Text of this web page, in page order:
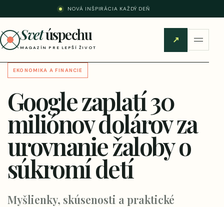
NOVÁ INŠPIRÁCIA KAŽDÝ DEŇ
Svetúspechu
MAGAZÍN PRE LEPŠÍ ŽIVOT
↗
EKONOMIKA A FINANCIE
Google zaplatí 30
miliónov dolárov za
urovnanie žaloby o
súkromí detí
Myšlienky, skúsenosti a praktické